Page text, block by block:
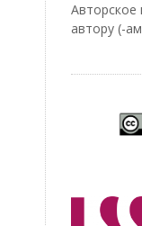
автору (-